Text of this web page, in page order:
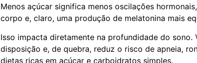
Menos açúcar significa menos oscilações
corpo e, claro, uma produção de melatonina mais
Isso impacta diretamente na profundidade do
disposição e, de quebra, reduz o risco de apneia,
dietas ricas em açúcar e carboidratos simples.